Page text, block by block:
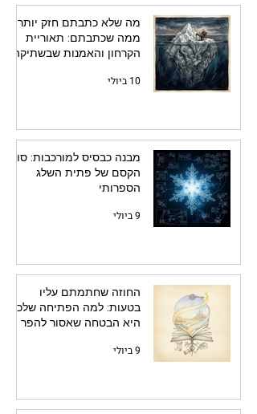
מה שלא כתבתם חזק יותר
ממה שכתבתם: תאוריית
הקרחון והאמנות שבשתיקה
10 ביולי
מבנה כבסיס למורכבות: סוד
הקסם של פתית השלג
הספרותי
9 ביולי
החוזה שחתמתם עליו
בטעות: למה הפתיחה שלכם
היא הבטחה שאסור להפר
9 ביולי